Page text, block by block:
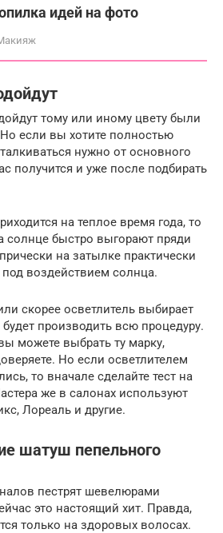
идей на фото
тому или иному цвету были
если вы хотите полностью
нужно от основного
получится и уже после подбирать
на теплое время года, то
солнце быстро выгорают пряди
на затылке практически
воздействием солнца.
скорее осветлитель выбирает
производить всю процедуру.
можете выбрать ту марку,
Но если осветлителем
то вначале сделайте тест на
же в салонах используют
Лореаль и другие.
шатуш пепельного
пестрят шевелюрами
это настоящий хит. Правда,
только на здоровых волосах.